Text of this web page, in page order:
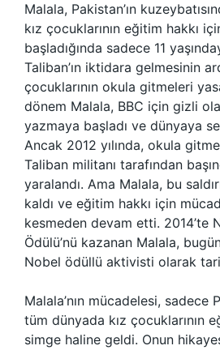
Malala, Pakistan’ın
kız çocuklarının eğitim hakkı
başladığında sadece 11
Taliban’ın iktidara gelmesinin
çocuklarının okula gitmeleri
dönem Malala, BBC için gizli
yazmaya başladı ve dünyaya
Ancak 2012 yılında, okula
Taliban militanı tarafından
yaralandı. Ama Malala, bu
kaldı ve eğitim hakkı için
kesmeden devam etti. 2014’te
Ödülü’nü kazanan Malala,
Nobel ödüllü aktivisti olarak
Malala’nın mücadelesi, sadece
tüm dünyada kız çocuklarının
simge haline geldi. Onun